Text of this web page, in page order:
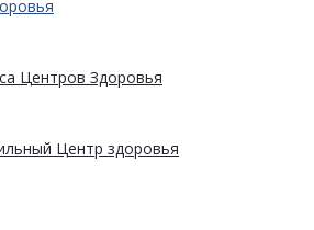
Центров Здоровья
Центр здоровья